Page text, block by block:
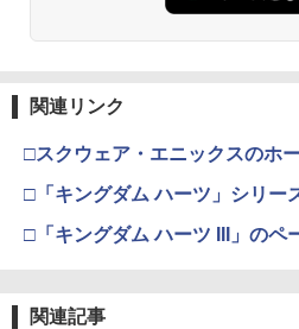
4
ニンテンドー
￥11,849
【純正品】
【純正品】
ラー (カーボ
窩座再来 通
劇場版「鬼滅
窩座再来 通常
￥3,523
関連リンク
□スクウェア・エニックスのホ
□「キングダム ハーツ」シリー
□「キングダム ハーツ III」のペ
関連記事